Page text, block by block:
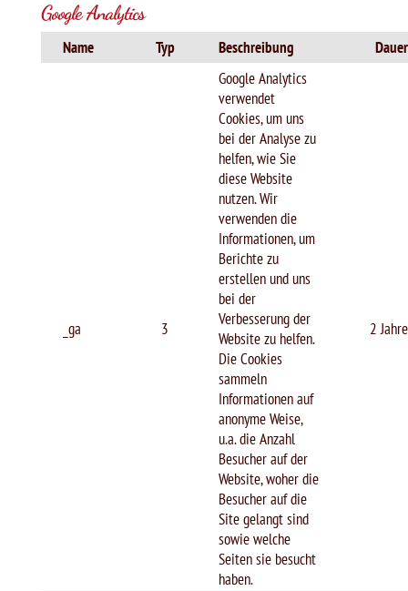
Google Analytics
Name Typ Beschreibung Dauer
_ga 3
Google Analytics
verwendet
Cookies, um uns
bei der Analyse zu
helfen, wie Sie
diese Website
nutzen. Wir
verwenden die
Informationen, um
Berichte zu
erstellen und uns
bei der
Verbesserung der
Website zu helfen.
Die Cookies
sammeln
Informationen auf
anonyme Weise,
u.a. die Anzahl
Besucher auf der
Website, woher die
Besucher auf die
Site gelangt sind
sowie welche
Seiten sie besucht
haben.
2 Jahre